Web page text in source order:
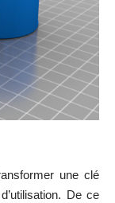
une clé
De ce